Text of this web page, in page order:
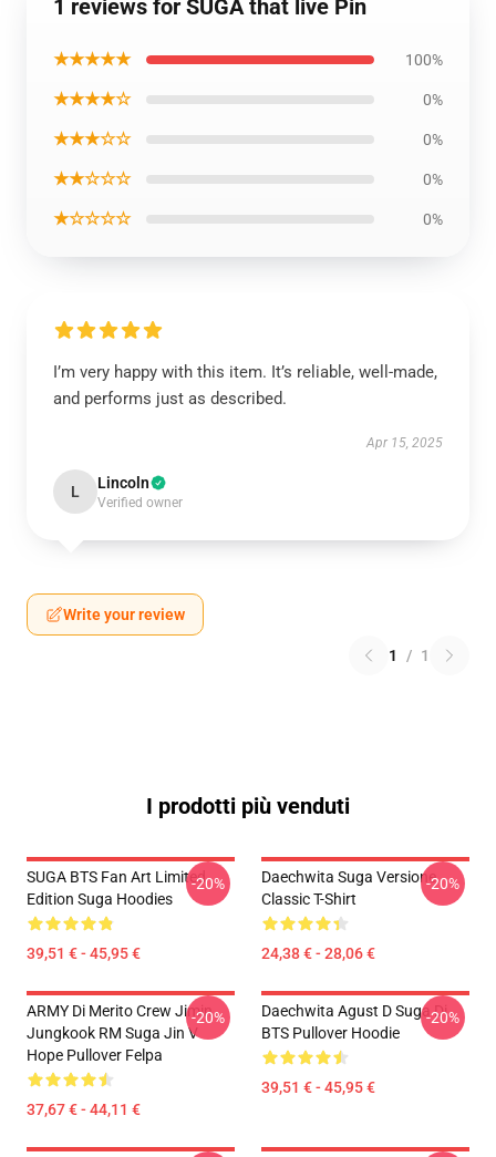
1 reviews for SUGA that live Pin
★★★★★ 100%
★★★★☆ 0%
★★★☆☆ 0%
★★☆☆☆ 0%
★☆☆☆☆ 0%
I’m very happy with this item. It’s reliable, well-made,
and performs just as described.
Apr 15, 2025
L Lincoln
Verified owner
Write your review
1 / 1
I prodotti più venduti
SUGA BTS Fan Art Limited
Edition Suga Hoodies
39,51 € - 45,95 €
-20%
Daechwita Suga Versione
Classic T-Shirt
24,38 € - 28,06 €
-20%
ARMY Di Merito Crew Jimin
Jungkook RM Suga Jin V
Hope Pullover Felpa
37,67 € - 44,11 €
-20%
Daechwita Agust D Suga Di
BTS Pullover Hoodie
39,51 € - 45,95 €
-20%